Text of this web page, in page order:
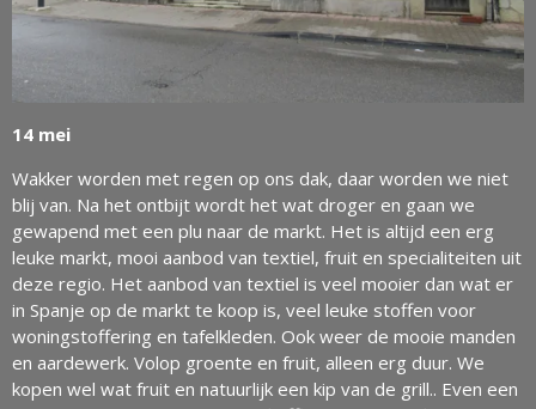
14 mei
Wakker worden met regen op ons dak, daar worden we niet
blij van. Na het ontbijt wordt het wat droger en gaan we
gewapend met een plu naar de markt. Het is altijd een erg
leuke markt, mooi aanbod van textiel, fruit en specialiteiten uit
deze regio. Het aanbod van textiel is veel mooier dan wat er
in Spanje op de markt te koop is, veel leuke stoffen voor
woningstoffering en tafelkleden. Ook weer de mooie manden
en aardewerk. Volop groente en fruit, alleen erg duur. We
kopen wel wat fruit en natuurlijk een kip van de grill.. Even een